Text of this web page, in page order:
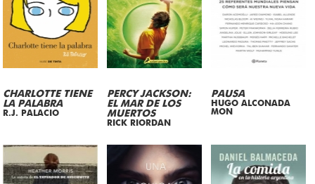
CHARLOTTE TIENE
LA PALABRA
R.J. PALACIO
PERCY JACKSON:
EL MAR DE LOS
MUERTOS
RICK RIORDAN
PAUSA
HUGO ALCONADA
MON